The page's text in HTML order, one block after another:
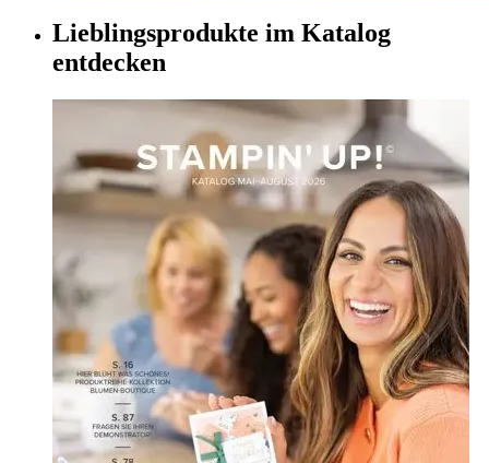
Lieblingsprodukte im Katalog
entdecken